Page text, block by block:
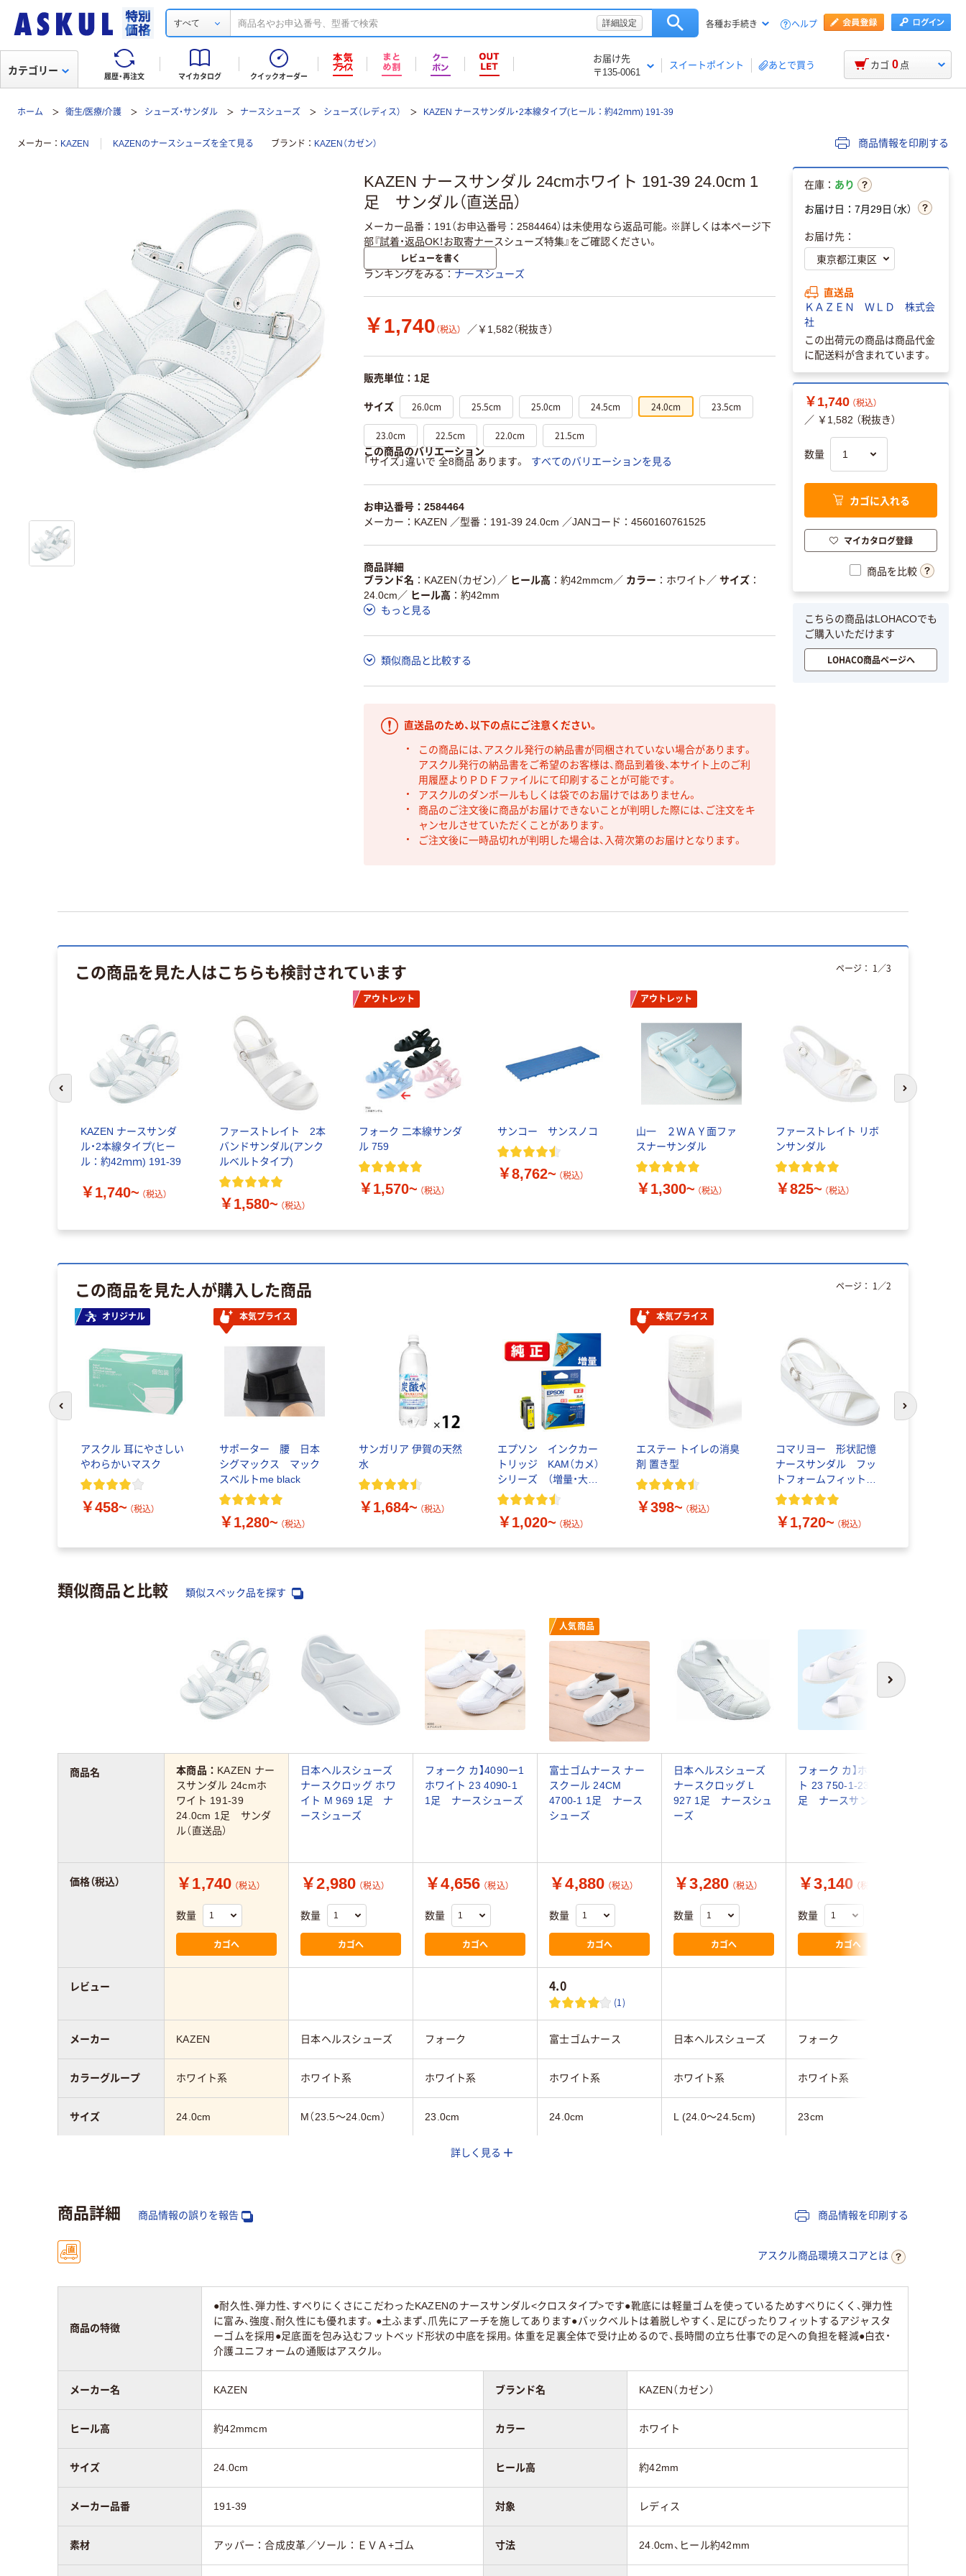
すべて 詳細設定 各種お手続き ヘルプ
履歴・再注文 マイカタログ クイックオーダー
お届け先
〒135-0061
スイートポイント あとで買う
カテゴリー カゴ 0 点
ホーム 衛生/医療/介護 シューズ・サンダル ナースシューズ シューズ（レディス） KAZEN ナースサンダル・2本線タイプ(ヒール：約42ｍｍ) 191-39
メーカー KAZEN KAZENのナースシューズを全て見る ブランド KAZEN（カゼン） 商品情報を印刷する
KAZEN ナースサンダル 24cmホワイト 191-39 24.0cm 1
足 サンダル（直送品）
メーカー品番：191（お申込番号：2584464）は未使用なら返品可能。※詳しくは本ページ下
部『試着・返品OK！お取寄ナースシューズ特集』をご確認ください。
レビューを書く
ランキングをみる ナースシューズ
￥1,740 （税込） ／￥1,582（税抜き）
販売単位：1足
サイズ 26.0cm 25.5cm 25.0cm 24.5cm 24.0cm 23.5cm
23.0cm 22.5cm 22.0cm 21.5cm
この商品のバリエーション
「サイズ」違いで 全8商品 あります。
すべてのバリエーションを見る
お申込番号：2584464
メーカー：KAZEN ／型番：191-39 24.0cm ／JANコード：4560160761525
商品詳細
ブランド名
KAZEN（カゼン） ／ ヒール高 約42mmcm ／ カラー ホワイト ／ サイズ
24.0cm ／ ヒール高
約42mm
もっと見る
類似商品と比較する
直送品のため、以下の点にご注意ください。
この商品には、アスクル発行の納品書が同梱されていない場合があります。
アスクル発行の納品書をご希望のお客様は、商品到着後、本サイト上のご利
用履歴よりＰＤＦファイルにて印刷することが可能です。
アスクルのダンボールもしくは袋でのお届けではありません。
商品のご注文後に商品がお届けできないことが判明した際には、ご注文をキ
ャンセルさせていただくことがあります。
ご注文後に一時品切れが判明した場合は、入荷次第のお届けとなります。
在庫： あり
お届け日：7月29日（水）
お届け先：
直送品
ＫＡＺＥＮ ＷＬＤ 株式会
社
この出荷元の商品は商品代金
に配送料が含まれています。
￥1,740 （税込）
／ ￥1,582 （税抜き）
数量
カゴに入れる
マイカタログ登録
商品を比較
こちらの商品はLOHACOでも
ご購入いただけます
LOHACO商品ページへ
この商品を見た人はこちらも検討されています
KAZEN ナースサンダ
ル・2本線タイプ(ヒー
ル：約42ｍｍ) 191-39
￥1,740~ （税込）
ファーストレイト 2本
バンドサンダル(アンク
ルベルトタイプ)
￥1,580~ （税込）
アウトレット
フォーク 二本線サンダ
ル 759
￥1,570~ （税込）
サンコー サンスノコ
￥8,762~ （税込）
アウトレット
山一 ２ＷＡＹ面ファ
スナーサンダル
￥1,300~ （税込）
ファーストレイト リボ
ンサンダル
￥825~ （税込）
ページ： 1 ／3
前のスライドへ 次のスライド
この商品を見た人が購入した商品
オリジナル
アスクル 耳にやさしい
やわらかいマスク
￥458~ （税込）
本気プライス
サポーター 腰 日本
シグマックス マック
スベルトme black
￥1,280~ （税込）
サンガリア 伊賀の天然
水
￥1,684~ （税込）
エプソン インクカー
トリッジ KAM（カメ）
シリーズ （増量・大容
量）
￥1,020~ （税込）
本気プライス
エステー トイレの消臭
剤 置き型
￥398~ （税込）
コマリヨー 形状記憶
ナースサンダル フッ
トフォームフィット
クロスサンダル
￥1,720~ （税込）
ページ： 1 ／2
前のスライドへ 次のスライド
類似商品と比較 類似スペック品を探す
次へ
人気商品
本商品： KAZEN ナー
スサンダル 24cmホ
ワイト 191-39
24.0cm 1足 サンダ
ル（直送品）
日本ヘルスシューズ
ナースクロッグ ホワ
イト M 969 1足 ナ
ースシューズ
フォーク カ】4090ー1
ホワイト 23 4090-1
1足 ナースシューズ
富士ゴムナース ナー
スクール 24CM
4700-1 1足 ナース
シューズ
日本ヘルスシューズ
ナースクロッグ L
927 1足 ナースシュ
ーズ
フォーク カ】ホワイ
ト 23 750-1-23.0 1
足 ナースサンダル
￥1,740 （税込）
数量
カゴへ
￥2,980 （税込）
数量
カゴへ
￥4,656 （税込）
数量
カゴへ
￥4,880 （税込）
数量
カゴへ
￥3,280 （税込）
数量
カゴへ
￥3,140 （税込）
数量
カゴへ
4.0
(1)
KAZEN 日本ヘルスシューズ フォーク 富士ゴムナース 日本ヘルスシューズ フォーク
ホワイト系 ホワイト系 ホワイト系 ホワイト系 ホワイト系 ホワイト系
24.0cm M（23.5～24.0cm） 23.0cm 24.0cm L (24.0～24.5cm) 23cm
女性用
商品名
価格（税込）
レビュー
メーカー
カラーグループ
サイズ
ルの特徴
詳しく見る
商品詳細 商品情報の誤りを報告 商品情報を印刷する
アスクル商品環境スコアとは
商品の特徴
●耐久性、弾力性、すべりにくさにこだわったKAZENのナースサンダル<クロスタイプ>です●靴底には軽量ゴムを使っているためすべりにくく、弾力性
に富み、強度、耐久性にも優れます。●土ふまず、爪先にアーチを施してあります●バックベルトは着脱しやすく、足にぴったりフィットするアジャスタ
ーゴムを採用●足底面を包み込むフットベッド形状の中底を採用。体重を足裏全体で受け止めるので、長時間の立ち仕事での足への負担を軽減●白衣・
介護ユニフォームの通販はアスクル。
メーカー名 KAZEN ブランド名 KAZEN（カゼン）
ヒール高 約42mmcm カラー ホワイト
サイズ 24.0cm ヒール高 約42mm
メーカー品番 191-39 対象 レディス
素材 アッパー：合成皮革／ソール：ＥＶＡ+ゴム 寸法 24.0cm、ヒール約42mm